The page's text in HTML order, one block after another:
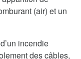
(air) et un
incendie
des câbles,